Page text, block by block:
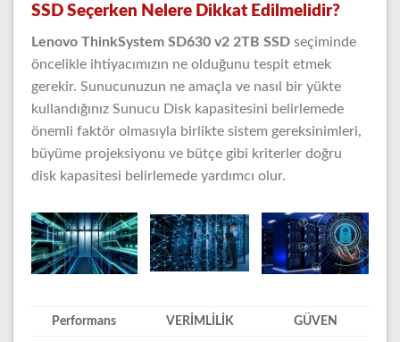
SSD Seçerken Nelere Dikkat Edilmelidir?
Lenovo ThinkSystem SD630 v2 2TB SSD seçiminde
öncelikle ihtiyacımızın ne olduğunu tespit etmek
gerekir. Sunucunuzun ne amaçla ve nasıl bir yükte
kullandığınız Sunucu Disk kapasitesini belirlemede
önemli faktör olmasıyla birlikte sistem gereksinimleri,
büyüme projeksiyonu ve bütçe gibi kriterler doğru
disk kapasitesi belirlemede yardımcı olur.
Performans VERİMLİLİK GÜVEN